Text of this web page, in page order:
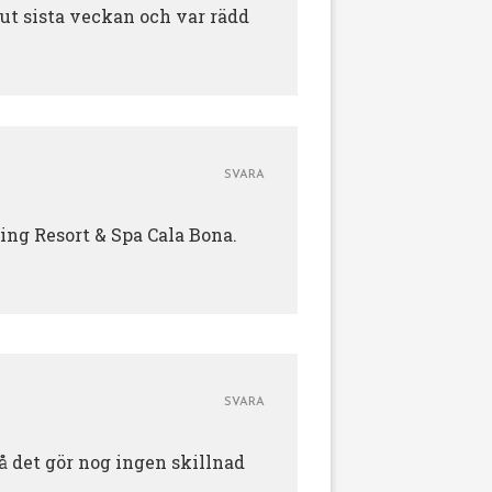
sista veckan och var rädd
Resort & Spa Cala Bona.
SVARA
det gör nog ingen skillnad
SVARA